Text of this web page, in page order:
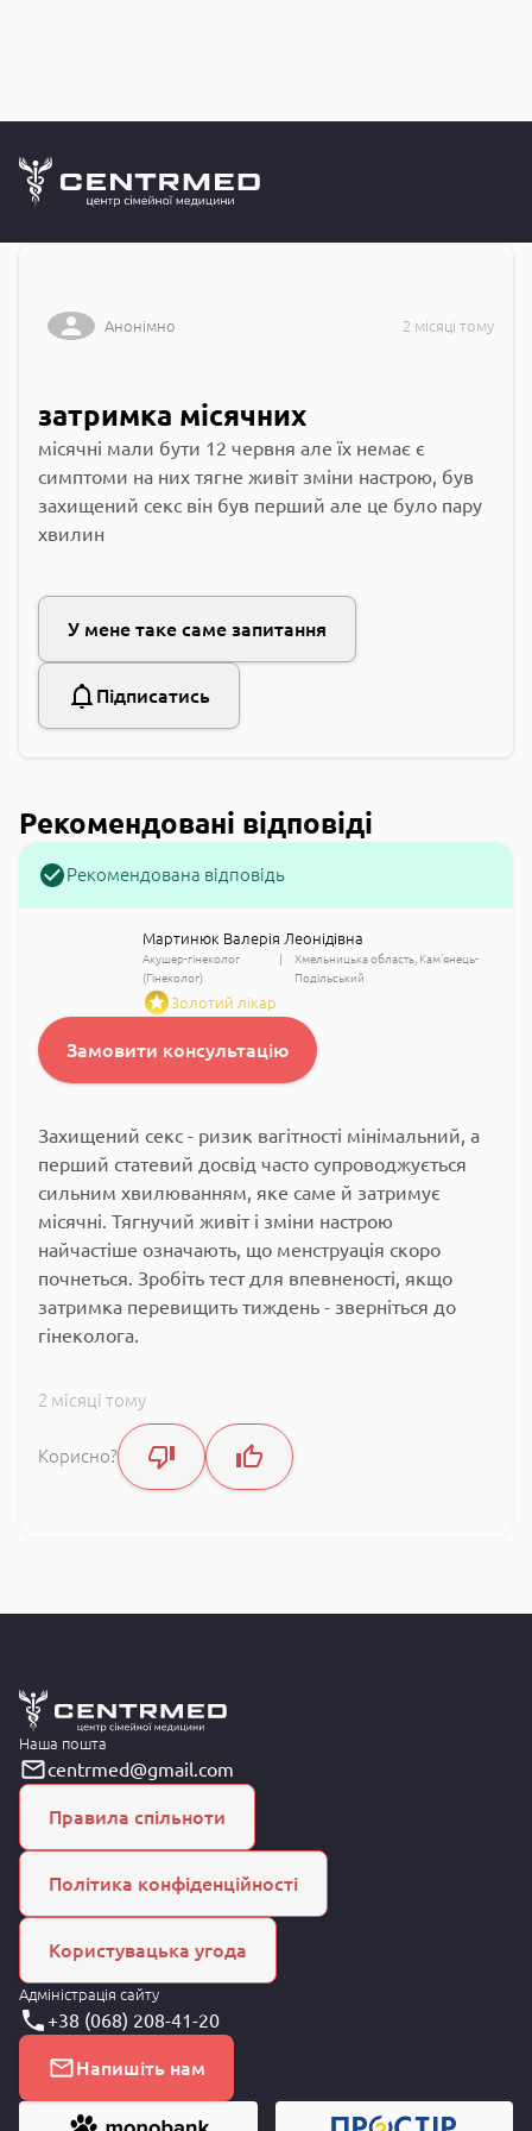
CENTRMED: Задай питання лікарю онлайн
Анонімно 2 місяці тому
затримка місячних
місячні мали бути 12 червня але їх немає є
симптоми на них тягне живіт зміни настрою, був
захищений секс він був перший але це було пару
хвилин
У мене таке саме запитання
Підписатись
Рекомендовані відповіді
Рекомендована відповідь
Мартинюк Валерія Леонідівна
Акушер-гінеколог
(Гінеколог)
Хмельницька область Кам'янець-
Подільський
Золотий лікар
Замовити консультацію
Захищений секс - ризик вагітності мінімальний, а
перший статевий досвід часто супроводжується
сильним хвилюванням, яке саме й затримує
місячні. Тягнучий живіт і зміни настрою
найчастіше означають, що менструація скоро
почнеться. Зробіть тест для впевненості, якщо
затримка перевищить тиждень - зверніться до
гінеколога.
2 місяці тому
Корисно?
Наша пошта
centrmed@gmail.com
Правила спільноти
Політика конфіденційності
Користувацька угода
Адміністрація сайту
+38 (068) 208-41-20
Напишіть нам